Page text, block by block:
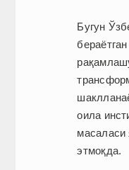
Бугун
оила
масаласи
этмоқда.